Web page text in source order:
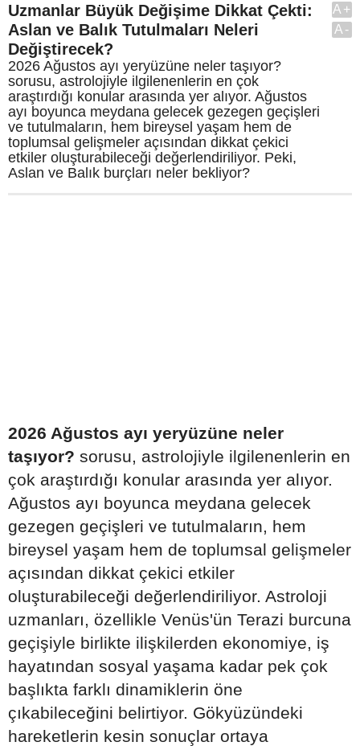
Uzmanlar Büyük Değişime Dikkat Çekti:
Aslan ve Balık Tutulmaları Neleri
Değiştirecek?
2026 Ağustos ayı yeryüzüne neler taşıyor?
sorusu, astrolojiyle ilgilenenlerin en çok
araştırdığı konular arasında yer alıyor. Ağustos
ayı boyunca meydana gelecek gezegen geçişleri
ve tutulmaların, hem bireysel yaşam hem de
toplumsal gelişmeler açısından dikkat çekici
etkiler oluşturabileceği değerlendiriliyor. Peki,
Aslan ve Balık burçları neler bekliyor?
A+
A-
2026 Ağustos ayı yeryüzüne neler
taşıyor? sorusu, astrolojiyle ilgilenenlerin en
çok araştırdığı konular arasında yer alıyor.
Ağustos ayı boyunca meydana gelecek
gezegen geçişleri ve tutulmaların, hem
bireysel yaşam hem de toplumsal gelişmeler
açısından dikkat çekici etkiler
oluşturabileceği değerlendiriliyor. Astroloji
uzmanları, özellikle Venüs'ün Terazi burcuna
geçişiyle birlikte ilişkilerden ekonomiye, iş
hayatından sosyal yaşama kadar pek çok
başlıkta farklı dinamiklerin öne
çıkabileceğini belirtiyor. Gökyüzündeki
hareketlerin kesin sonuçlar ortaya